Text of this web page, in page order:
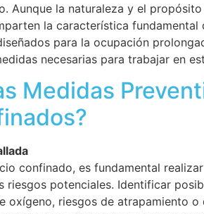
Aunque la naturaleza y el
la característica fundamental
para la ocupación
necesarias para trabajar en
Medidas
confinado, es fundamental
riesgos potenciales. Identificar
oxígeno, riesgos de atrapamiento o